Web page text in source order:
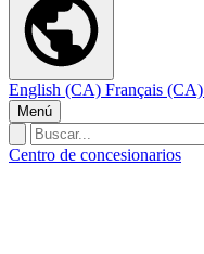
English (CA) Français (CA)
Menú
Centro de concesionarios